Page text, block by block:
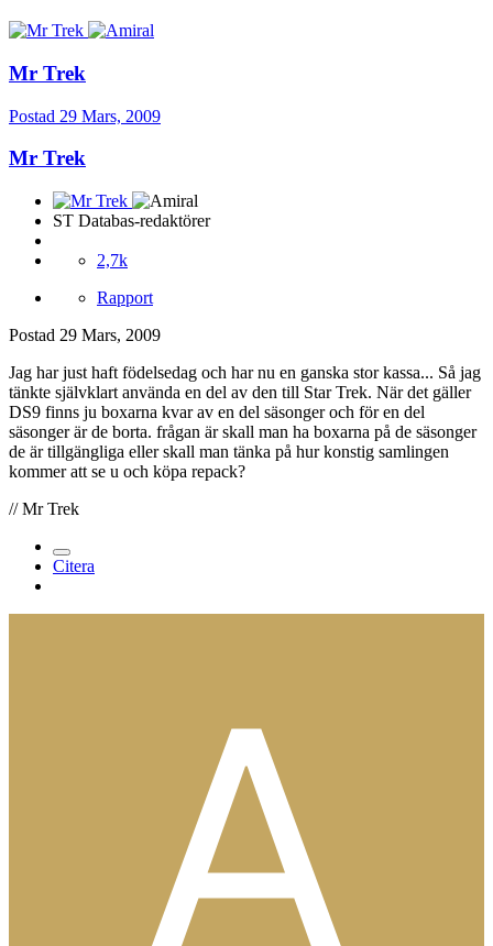
Mr Trek
Postad 29 Mars, 2009
Mr Trek
ST Databas-redaktörer
2,7k
Rapport
Postad 29 Mars, 2009
Jag har just haft födelsedag och har nu en ganska stor kassa... Så jag
tänkte självklart använda en del av den till Star Trek. När det gäller
DS9 finns ju boxarna kvar av en del säsonger och för en del
säsonger är de borta. frågan är skall man ha boxarna på de säsonger
de är tillgängliga eller skall man tänka på hur konstig samlingen
kommer att se u och köpa repack?
// Mr Trek
Citera